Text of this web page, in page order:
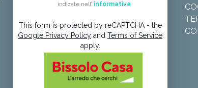
indicate nell’ informativa
This form is protected by reCAPTCHA - the
Google Privacy Policy and Terms of Service
apply.